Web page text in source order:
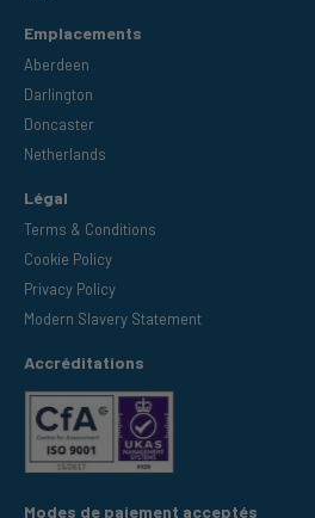
Emplacements
Aberdeen
Darlington
Doncaster
Netherlands
Légal
Terms & Conditions
Cookie Policy
Privacy Policy
Modern Slavery Statement
Accréditations
Modes de paiement acceptés